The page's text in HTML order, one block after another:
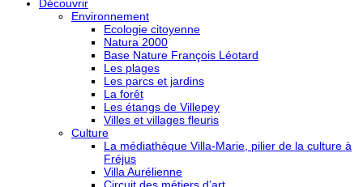
Découvrir
Environnement
Ecologie citoyenne
Natura 2000
Base Nature François Léotard
Les plages
Les parcs et jardins
La forêt
Les étangs de Villepey
Villes et villages fleuris
Culture
La médiathèque Villa-Marie, pilier de la culture à
Fréjus
Villa Aurélienne